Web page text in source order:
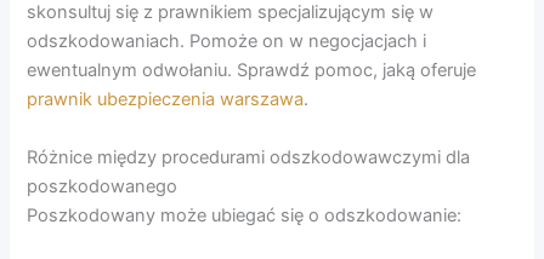
skonsultuj się z prawnikiem specjalizującym się w
odszkodowaniach. Pomoże on w negocjacjach i
ewentualnym odwołaniu. Sprawdź pomoc, jaką oferuje
prawnik ubezpieczenia warszawa.
Różnice między procedurami odszkodowawczymi dla
poszkodowanego
Poszkodowany może ubiegać się o odszkodowanie: